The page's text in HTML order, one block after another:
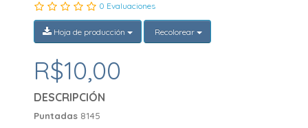
0 Evaluaciones
Hoja de producción Recolorear
R$10,00
DESCRIPCIÓN
Puntadas 8145